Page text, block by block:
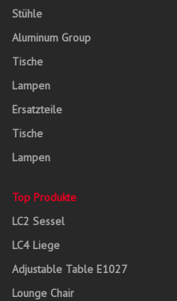
Stühle
Aluminum Group
Tische
Lampen
Ersatzteile
Tische
Lampen
Top Produkte
LC2 Sessel
LC4 Liege
Adjustable Table E1027
Lounge Chair